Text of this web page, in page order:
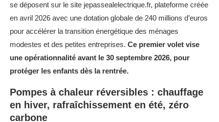
se déposent sur le site jepassealelectrique.fr, plateforme créée
en avril 2026 avec une dotation globale de 240 millions d’euros
pour accélérer la transition énergétique des ménages
modestes et des petites entreprises. Ce premier volet vise
une opérationnalité avant le 30 septembre 2026, pour
protéger les enfants dès la rentrée.
Pompes à chaleur réversibles : chauffage
en hiver, rafraîchissement en été, zéro
carbone